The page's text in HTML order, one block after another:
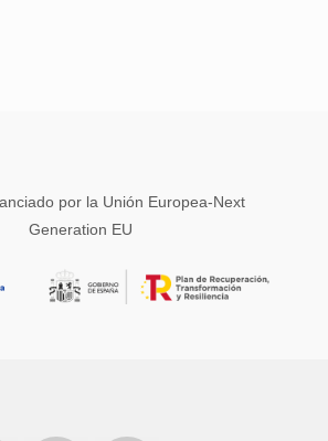
por la Unión Europea-Next
Generation EU